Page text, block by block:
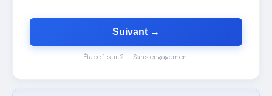
Suivant →
Étape 1 sur 2 — Sans engagement